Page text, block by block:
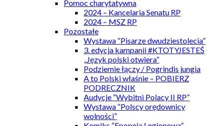
Pomoc charytatywna
2024 – Kancelaria Senatu RP
2024 – MSZ RP
Pozostałe
Wystawa “Pisarze dwudziestolecia”
3. edycja kampanii #KTOTYJESTEŚ
„Język polski otwiera”
Podziemie łączy / Pogrindis jungia
A to Polski właśnie – POBIERZ
PODRECZNIK
Audycje “Wybitni Polacy II RP”
Wystawa “Polscy orędownicy
wolności”